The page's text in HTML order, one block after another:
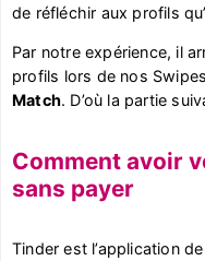
de réfléchir aux profils
Par notre expérience, il
profils lors de nos
Match. D’où la partie
Comment avoir
sans payer
Tinder est l’application